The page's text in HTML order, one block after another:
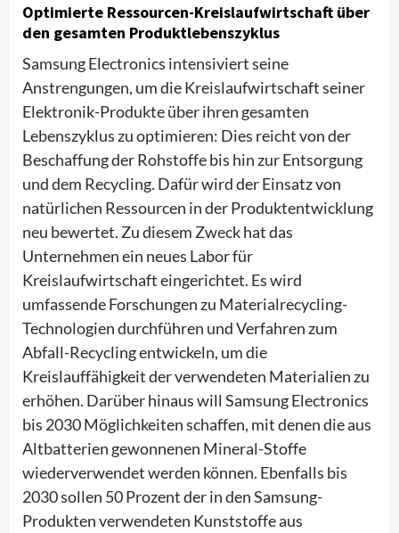
Optimierte Ressourcen-Kreislaufwirtschaft über
den gesamten Produktlebenszyklus
Samsung Electronics intensiviert seine
Anstrengungen, um die Kreislaufwirtschaft seiner
Elektronik-Produkte über ihren gesamten
Lebenszyklus zu optimieren: Dies reicht von der
Beschaffung der Rohstoffe bis hin zur Entsorgung
und dem Recycling. Dafür wird der Einsatz von
natürlichen Ressourcen in der Produktentwicklung
neu bewertet. Zu diesem Zweck hat das
Unternehmen ein neues Labor für
Kreislaufwirtschaft eingerichtet. Es wird
umfassende Forschungen zu Materialrecycling-
Technologien durchführen und Verfahren zum
Abfall-Recycling entwickeln, um die
Kreislauffähigkeit der verwendeten Materialien zu
erhöhen. Darüber hinaus will Samsung Electronics
bis 2030 Möglichkeiten schaffen, mit denen die aus
Altbatterien gewonnenen Mineral-Stoffe
wiederverwendet werden können. Ebenfalls bis
2030 sollen 50 Prozent der in den Samsung-
Produkten verwendeten Kunststoffe aus